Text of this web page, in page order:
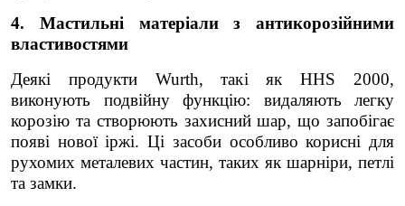
4. Мастильні матеріали з антикорозійними
властивостями
Деякі продукти Wurth, такі як HHS 2000,
виконують подвійну функцію: видаляють легку
корозію та створюють захисний шар, що запобігає
появі нової іржі. Ці засоби особливо корисні для
рухомих металевих частин, таких як шарніри, петлі
та замки.